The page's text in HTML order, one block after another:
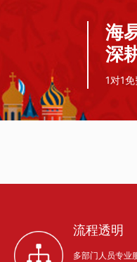
海
深
1对1
流程透明
多部门人员专业